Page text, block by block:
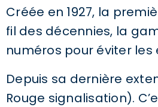
Créée en 1927, la
fil des décennies, la
numéros pour éviter les
Depuis sa dernière
Rouge signalisation).